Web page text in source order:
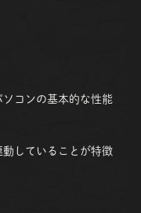
コンの基本的な性能
していることが特徴